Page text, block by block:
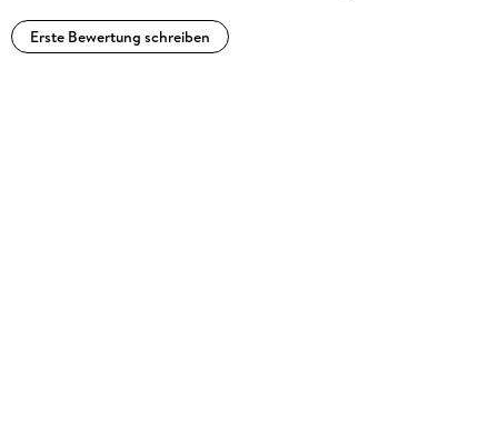
Erste Bewertung schreiben